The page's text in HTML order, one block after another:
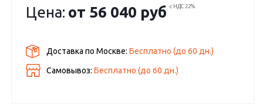
Цена: от 56 040 руб с НДС 22%
Доставка по Москве:Бесплатно (до60 дн.)
Самовывоз:Бесплатно (до60 дн.)